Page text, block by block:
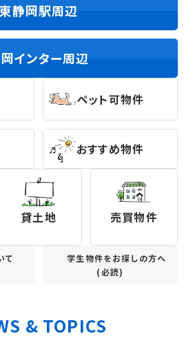
東静岡駅周辺
インター周辺
ペット可物件
おすすめ物件
貸土地 売買物件
て
学生物件をお探しの方へ
(必読)
& TOPICS